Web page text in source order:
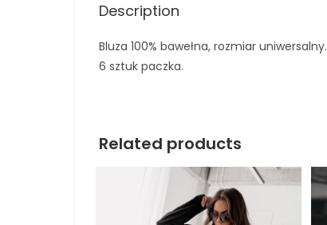
Description
Bluza 100% bawełna, rozmiar uniwersalny.
6 sztuk paczka.
Related products